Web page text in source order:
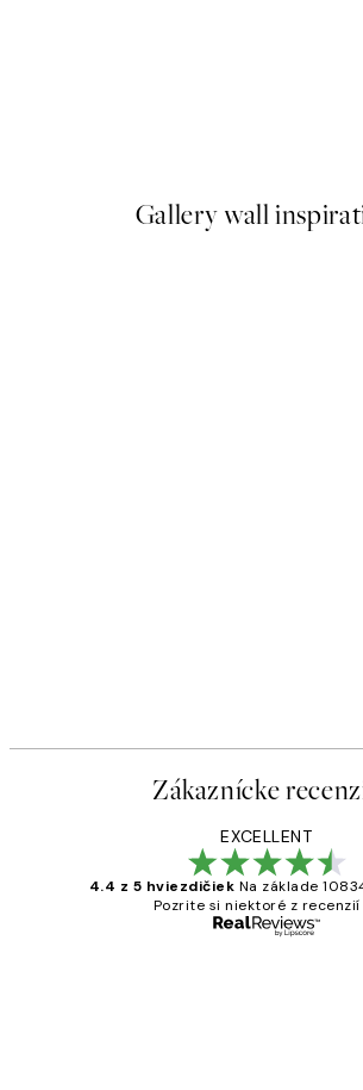
Gallery wall
Zákaznícke
EXCELLENT
4.4 z 5 hviezdičiek Na základe
Pozrite si niektoré z